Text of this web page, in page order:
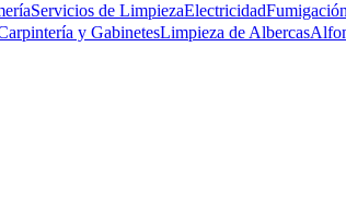
Servicios de LimpiezaElectricidadFumigación
y GabinetesLimpieza de Albercas